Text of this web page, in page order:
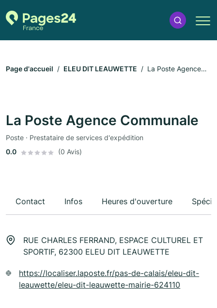
Page d'accueil ELEU DIT LEAUWETTE
La Poste Agence
La Poste Agence Communale
Poste · Prestataire de services d'expédition
0.0
(0 Avis)
Contact Infos Heures d'ouverture
RUE CHARLES FERRAND, ESPACE CULTUREL ET
SPORTIF, 62300 ELEU DIT LEAUWETTE
https://localiser.laposte.fr/pas-de-calais/eleu-dit-
leauwette/eleu-dit-leauwette-mairie-624110